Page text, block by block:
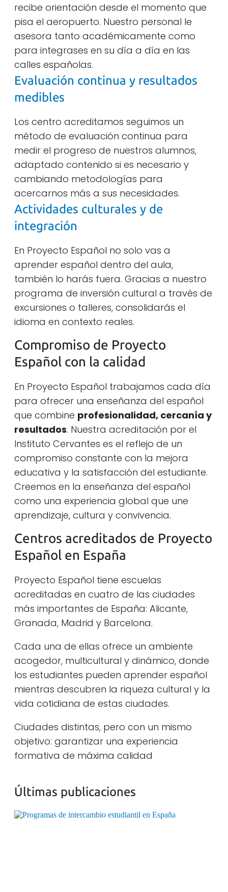
recibe orientación desde el momento que
pisa el aeropuerto. Nuestro personal le
asesora tanto académicamente como
para integrases en su día a día en las
calles españolas.
Evaluación continua y resultados
medibles
Los centro acreditamos seguimos un
método de evaluación continua para
medir el progreso de nuestros alumnos,
adaptado contenido si es necesario y
cambiando metodologías para
acercarnos más a sus necesidades.
Actividades culturales y de
integración
En Proyecto Español no solo vas a
aprender español dentro del aula,
también lo harás fuera. Gracias a nuestro
programa de inversión cultural a través de
excursiones o talleres, consolidarás el
idioma en contexto reales.
Compromiso de Proyecto
Español con la calidad
En Proyecto Español trabajamos cada día
para ofrecer una enseñanza del español
que combine profesionalidad, cercanía y
resultados. Nuestra acreditación por el
Instituto Cervantes es el reflejo de un
compromiso constante con la mejora
educativa y la satisfacción del estudiante.
Creemos en la enseñanza del español
como una experiencia global que une
aprendizaje, cultura y convivencia.
Centros acreditados de Proyecto
Español en España
Proyecto Español tiene escuelas
acreditadas en cuatro de las ciudades
más importantes de España: Alicante,
Granada, Madrid y Barcelona.
Cada una de ellas ofrece un ambiente
acogedor, multicultural y dinámico, donde
los estudiantes pueden aprender español
mientras descubren la riqueza cultural y la
vida cotidiana de estas ciudades.
Ciudades distintas, pero con un mismo
objetivo: garantizar una experiencia
formativa de máxima calidad
Últimas publicaciones